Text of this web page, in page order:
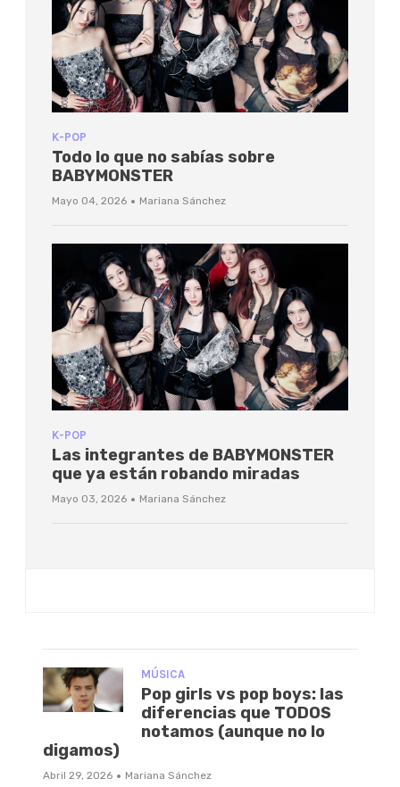
K-POP
Todo lo que no sabías sobre
BABYMONSTER
Mayo 04, 2026 · Mariana Sánchez
K-POP
Las integrantes de BABYMONSTER
que ya están robando miradas
Mayo 03, 2026 · Mariana Sánchez
MÚSICA
Pop girls vs pop boys: las
diferencias que TODOS
notamos (aunque no lo
digamos)
Abril 29, 2026 · Mariana Sánchez